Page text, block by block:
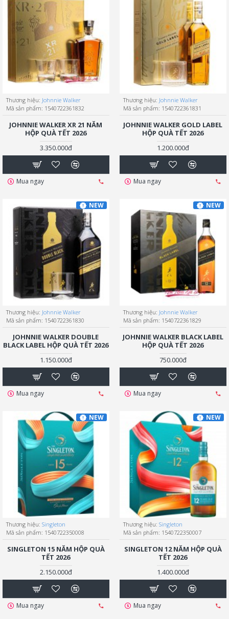
Thương hiệu: Johnnie Walker
Mã sản phẩm: 1540722361832
JOHNNIE WALKER XR 21 NĂM
HỘP QUÀ TẾT 2026
3.350.000đ
Mua ngay
Thương hiệu: Johnnie Walker
Mã sản phẩm: 1540722361831
JOHNNIE WALKER GOLD LABEL
HỘP QUÀ TẾT 2026
1.200.000đ
Mua ngay
NEW
Thương hiệu: Johnnie Walker
Mã sản phẩm: 1540722361830
JOHNNIE WALKER DOUBLE
BLACK LABEL HỘP QUÀ TẾT 2026
1.150.000đ
Mua ngay
NEW
Thương hiệu: Johnnie Walker
Mã sản phẩm: 1540722361829
JOHNNIE WALKER BLACK LABEL
HỘP QUÀ TẾT 2026
750.000đ
Mua ngay
NEW
Thương hiệu: Singleton
Mã sản phẩm: 1540722350008
SINGLETON 15 NĂM HỘP QUÀ
TẾT 2026
2.150.000đ
Mua ngay
NEW
Thương hiệu: Singleton
Mã sản phẩm: 1540722350007
SINGLETON 12 NĂM HỘP QUÀ
TẾT 2026
1.400.000đ
Mua ngay